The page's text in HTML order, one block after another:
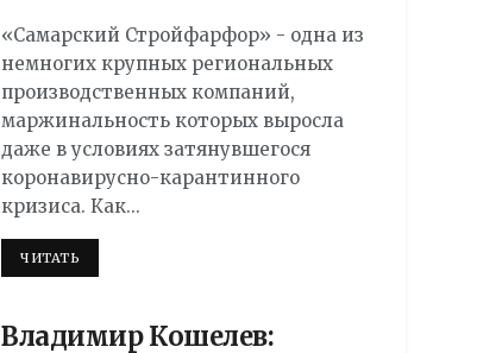
«Самарский Стройфарфор» - одна из
немногих крупных региональных
производственных компаний,
маржинальность которых выросла
даже в условиях затянувшегося
коронавирусно-карантинного
кризиса. Как...
ЧИТАТЬ
Владимир Кошелев: